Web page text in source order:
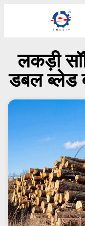
लकड़ी
डबल ब्लेड